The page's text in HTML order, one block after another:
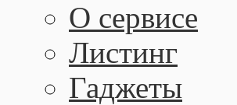
О сервисе
Листинг
Гаджеты